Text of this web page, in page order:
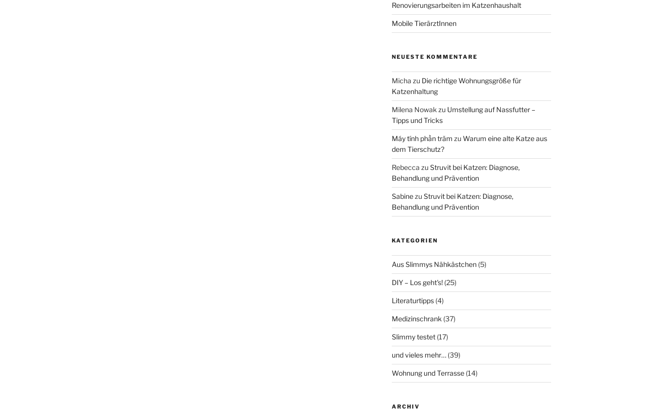
Renovierungsarbeiten im Katzenhaushalt
Mobile TierärztInnen
NEUESTE KOMMENTARE
Micha zu Die richtige Wohnungsgröße für
Katzenhaltung
Milena Nowak zu Umstellung auf Nassfutter –
Tipps und Tricks
Máy tính phần trăm zu Warum eine alte Katze aus
dem Tierschutz?
Rebecca zu Struvit bei Katzen: Diagnose,
Behandlung und Prävention
Sabinezu Struvit bei Katzen: Diagnose,
Behandlung und Prävention
KATEGORIEN
Aus Slimmys Nähkästchen(5)
DIY – Los geht's!(25)
Literaturtipps(4)
Medizinschrank (37)
Slimmy testet(17)
und vieles mehr…(39)
Wohnung und Terrasse(14)
ARCHIV